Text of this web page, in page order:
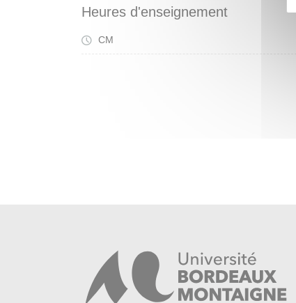
Heures d'enseignement
CM